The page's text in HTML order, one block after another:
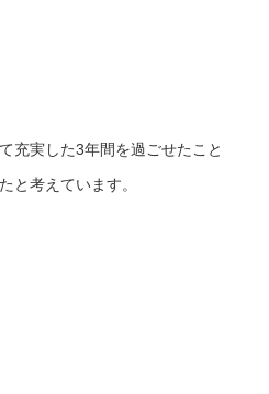
充実した3年間を過ごせたこと
と考えています。